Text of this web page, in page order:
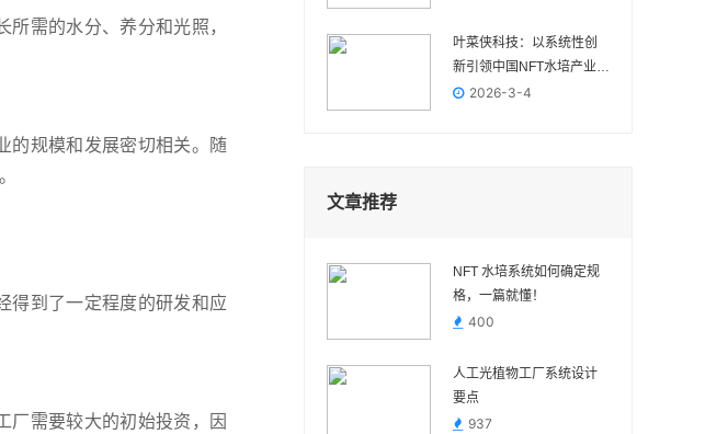
需的水分、养分和光照，
的规模和发展密切相关。随
得到了一定程度的研发和应
厂需要较大的初始投资，因
叶菜侠科技：以系统性创
新引领中国NFT水培产业高
质量发展
2026-3-4
文章推荐
NFT 水培系统如何确定规
格，一篇就懂！
400
人工光植物工厂系统设计
要点
937